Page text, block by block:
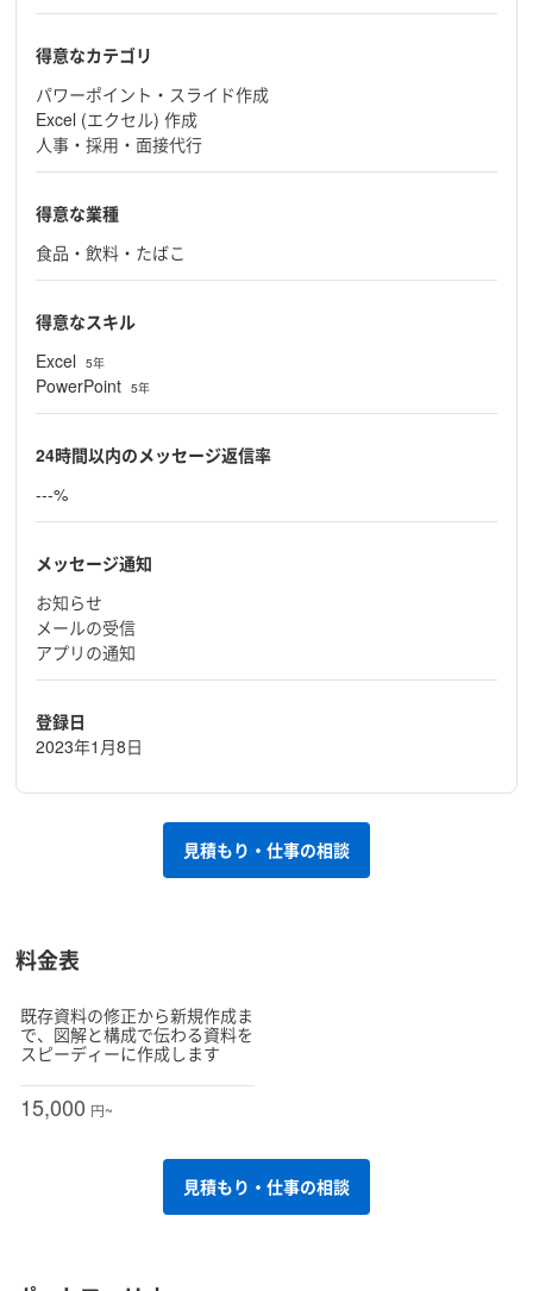
得意なカテゴリ
パワーポイント・スライド作成
Excel (エクセル) 作成
人事・採用・面接代行
得意な業種
食品・飲料・たばこ
得意なスキル
Excel
5年
PowerPoint 5年
24時間以内のメッセージ返信率
---%
メッセージ通知
お知らせ
メールの受信
アプリの通知
登録日
2023年1月8日
見積もり・仕事の相談
料金表
既存資料の修正から新規作成ま
で、図解と構成で伝わる資料を
スピーディーに作成します
15,000 円~
見積もり・仕事の相談